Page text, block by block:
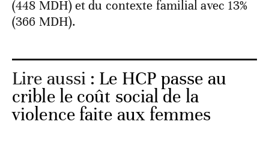
(448 MDH) et du contexte familial avec 13%
(366 MDH).
Lire aussi : Le HCP passe au
crible le coût social de la
violence faite aux femmes